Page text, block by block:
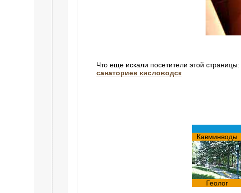
Что еще искали посетители этой страницы:
санаториев кисловодск
Кавминводы
Геолог